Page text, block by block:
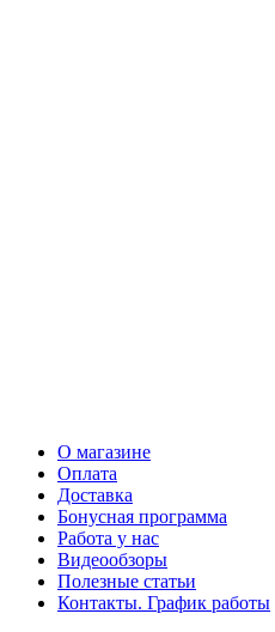
О магазине
Оплата
Доставка
Бонусная программа
Работа у нас
Видеообзоры
Полезные статьи
Контакты. График работы